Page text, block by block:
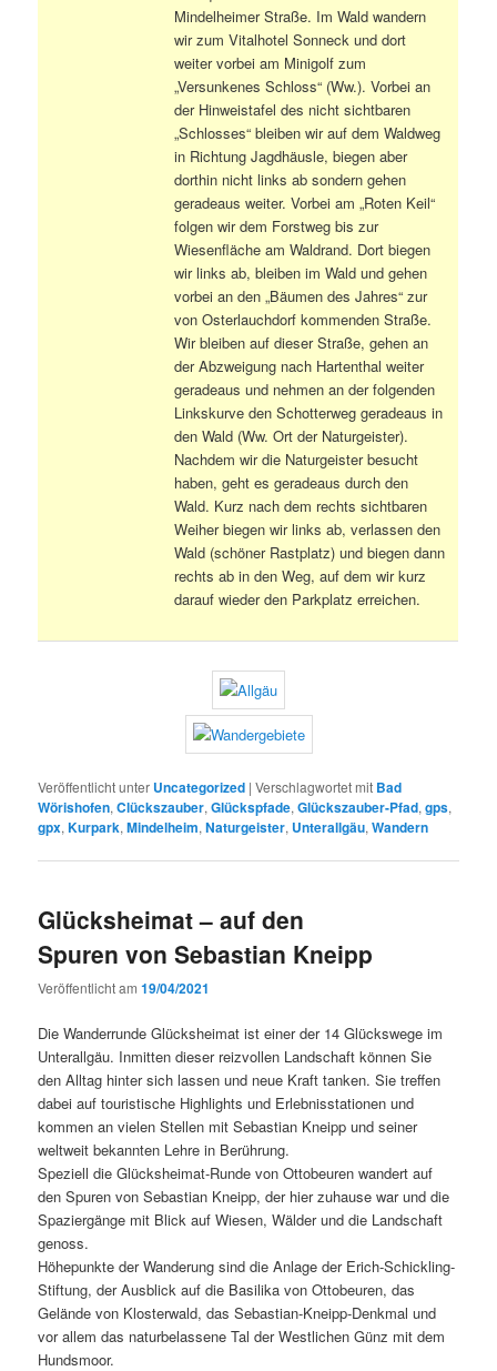
Mindelheimer Straße. Im Wald wandern
wir zum Vitalhotel Sonneck und dort
weiter vorbei am Minigolf zum
„Versunkenes Schloss“ (Ww.). Vorbei an
der Hinweistafel des nicht sichtbaren
„Schlosses“ bleiben wir auf dem Waldweg
in Richtung Jagdhäusle, biegen aber
dorthin nicht links ab sondern gehen
geradeaus weiter. Vorbei am „Roten Keil“
folgen wir dem Forstweg bis zur
Wiesenfläche am Waldrand. Dort biegen
wir links ab, bleiben im Wald und gehen
vorbei an den „Bäumen des Jahres“ zur
von Osterlauchdorf kommenden Straße.
Wir bleiben auf dieser Straße, gehen an
der Abzweigung nach Hartenthal weiter
geradeaus und nehmen an der folgenden
Linkskurve den Schotterweg geradeaus in
den Wald (Ww. Ort der Naturgeister).
Nachdem wir die Naturgeister besucht
haben, geht es geradeaus durch den
Wald. Kurz nach dem rechts sichtbaren
Weiher biegen wir links ab, verlassen den
Wald (schöner Rastplatz) und biegen dann
rechts ab in den Weg, auf dem wir kurz
darauf wieder den Parkplatz erreichen.
Veröffentlicht unter Uncategorized |Verschlagwortet mit Bad
Wörishofen,Clückszauber,Glückspfade,Glückszauber-Pfad,gps,
gpx,Kurpark,Mindelheim,Naturgeister, Unterallgäu,Wandern
Glücksheimat – auf den
Spuren von Sebastian Kneipp
Veröffentlicht am19/04/2021
Die Wanderrunde Glücksheimat ist einer der 14 Glückswege im
Unterallgäu. Inmitten dieser reizvollen Landschaft können Sie
den Alltag hinter sich lassen und neue Kraft tanken. Sie treffen
dabei auf touristische Highlights und Erlebnisstationen und
kommen an vielen Stellen mit Sebastian Kneipp und seiner
weltweit bekannten Lehre in Berührung.
Speziell die Glücksheimat-Runde von Ottobeuren wandert auf
den Spuren von Sebastian Kneipp, der hier zuhause war und die
Spaziergänge mit Blick auf Wiesen, Wälder und die Landschaft
genoss.
Höhepunkte der Wanderung sind die Anlage der Erich-Schickling-
Stiftung, der Ausblick auf die Basilika von Ottobeuren, das
Gelände von Klosterwald, das Sebastian-Kneipp-Denkmal und
vor allem das naturbelassene Tal der Westlichen Günz mit dem
Hundsmoor.